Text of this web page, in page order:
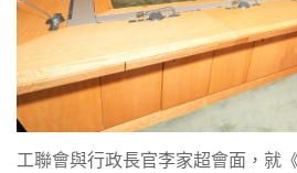
工聯會與行政長官李家超會面，就